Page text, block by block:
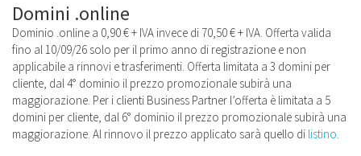
Domini .online
Dominio .online a 0,90 € + IVA invece di 70,50 € + IVA. Offerta valida
fino al 10/09/26 solo per il primo anno di registrazione e non
applicabile a rinnovi e trasferimenti. Offerta limitata a 3 domini per
cliente, dal 4° dominio il prezzo promozionale subirà una
maggiorazione. Per i clienti Business Partner l’offerta è limitata a 5
domini per cliente, dal 6° dominio il prezzo promozionale subirà una
maggiorazione. Al rinnovo il prezzo applicato sarà quello di listino.